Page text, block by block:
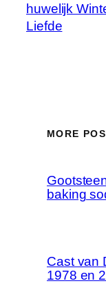
huwelijk
Liefde
MORE
baking
Cast van
1978 en